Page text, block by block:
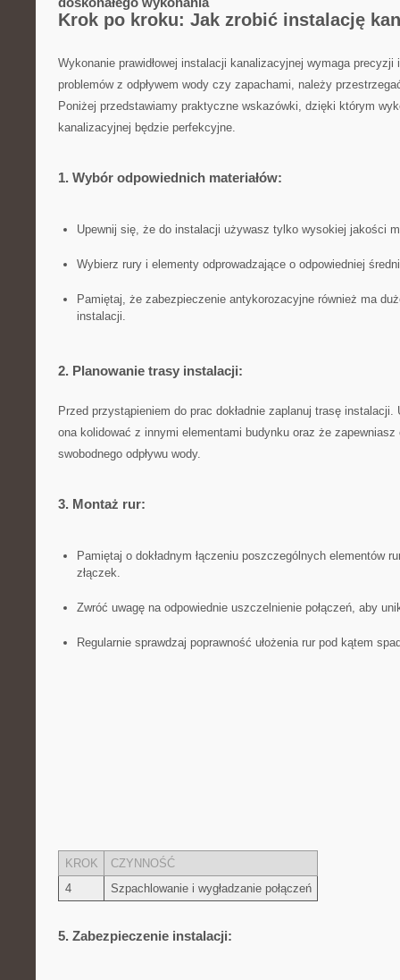
Krok⁢ po ‍kroku: Jak zrobić instalację​
Wykonanie prawidłowej instalacji kanalizacyjnej wymaga
‌problemów z odpływem wody ‍czy zapachami, należy‍
⁢Poniżej⁤ przedstawiamy ‌praktyczne wskazówki, dzięki którym​
kanalizacyjnej będzie ⁢perfekcyjne.
1. ⁢Wybór odpowiednich materiałów:
Upewnij się, że do instalacji ‍używasz tylko wysokiej jakości
Wybierz ⁣rury i elementy odprowadzające o ‍odpowiedniej
Pamiętaj, że zabezpieczenie antykorozacyjne również‌ ma
instalacji.
2.​ Planowanie trasy ⁢instalacji:
Przed przystąpieniem⁣ do prac dokładnie‍ zaplanuj trasę⁢
ona‌ kolidować z innymi elementami budynku⁣ oraz że zapewniasz
swobodnego odpływu wody.
3.​ Montaż rur:
Pamiętaj⁢ o dokładnym łączeniu poszczególnych elementów
złączek.
Zwróć uwagę⁤ na⁢ odpowiednie uszczelnienie połączeń,⁢ aby
Regularnie ‍sprawdzaj ⁤poprawność ułożenia rur pod kątem
KROK
CZYNNOŚĆ
4
Szpachlowanie ⁤i⁢ wygładzanie połączeń
5. Zabezpieczenie instalacji: